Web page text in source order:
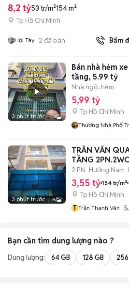
8,2 tỷ53 tr/m²154 m²
Tp Hồ Chí Minh
Hội Tây 2 đã bán Bấm
3 phút trước 3
Bán nhà hẻm
tầng, 5.99 tỷ
Nhà ngõ, hẻm
5,99 tỷ
Tp Hồ Chí Minh
Thương Nhà Phố
3 phút trước 5
TRẦN VĂN
TẦNG
CHỢ
2 PN Hướng Nam
3,55 tỷ 154 tr/m²
Tp Hồ Chí Minh
T Trần Thanh Vân
Bạn cần tìm dung lượng nào ?
Dung lượng: 64 GB 128 GB 256